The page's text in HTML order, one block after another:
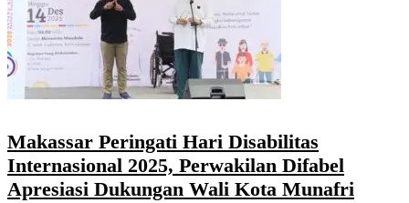
Makassar Peringati Hari Disabilitas
Internasional 2025, Perwakilan Difabel
Apresiasi Dukungan Wali Kota Munafri